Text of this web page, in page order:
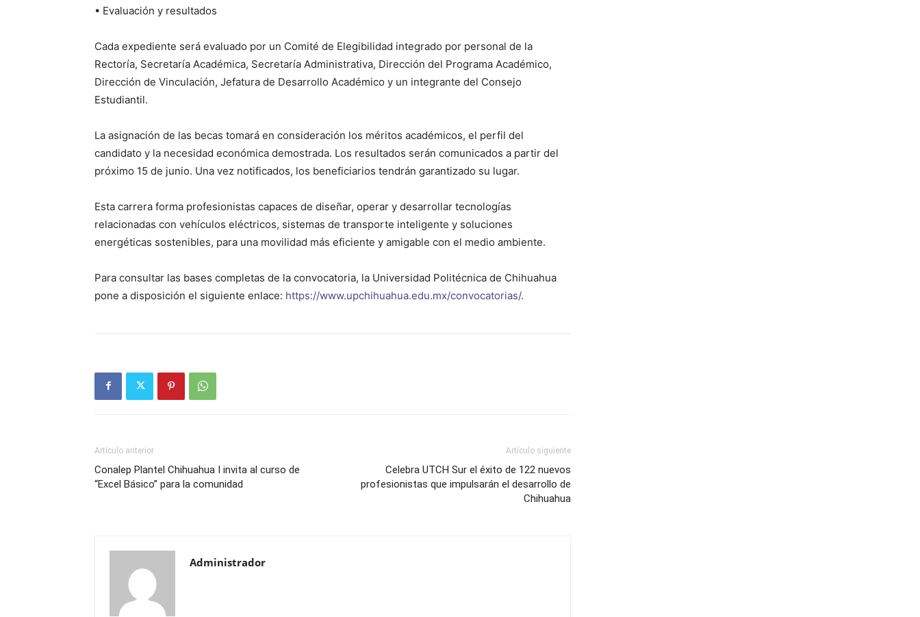
• Evaluación y resultados
Cada expediente será evaluado por un Comité de Elegibilidad integrado por personal de la
Rectoría, Secretaría Académica, Secretaría Administrativa, Dirección del Programa Académico,
Dirección de Vinculación, Jefatura de Desarrollo Académico y un integrante del Consejo
Estudiantil.
La asignación de las becas tomará en consideración los méritos académicos, el perfil del
candidato y la necesidad económica demostrada. Los resultados serán comunicados a partir del
próximo 15 de junio. Una vez notificados, los beneficiarios tendrán garantizado su lugar.
Esta carrera forma profesionistas capaces de diseñar, operar y desarrollar tecnologías
relacionadas con vehículos eléctricos, sistemas de transporte inteligente y soluciones
energéticas sostenibles, para una movilidad más eficiente y amigable con el medio ambiente.
Para consultar las bases completas de la convocatoria, la Universidad Politécnica de Chihuahua
pone a disposición el siguiente enlace: https://www.upchihuahua.edu.mx/convocatorias/.
Artículo anterior
Conalep Plantel Chihuahua I invita al curso de
“Excel Básico” para la comunidad
Artículo siguiente
Celebra UTCH Sur el éxito de 122 nuevos
profesionistas que impulsarán el desarrollo de
Chihuahua
Administrador